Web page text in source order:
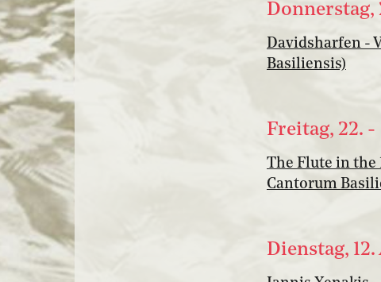
Donnerstag,
Davidsharfen -
Basiliensis)
Freitag, 22.
The Flute in the
Cantorum
Dienstag,